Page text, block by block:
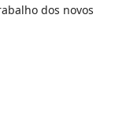
dos novos